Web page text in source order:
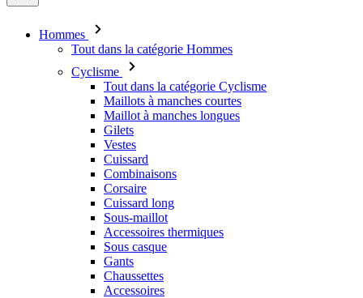
Hommes
Tout dans la catégorie Hommes
Cyclisme
Tout dans la catégorie Cyclisme
Maillots à manches courtes
Maillot à manches longues
Gilets
Vestes
Cuissard
Combinaisons
Corsaire
Cuissard long
Sous-maillot
Accessoires thermiques
Sous casque
Gants
Chaussettes
Accessoires